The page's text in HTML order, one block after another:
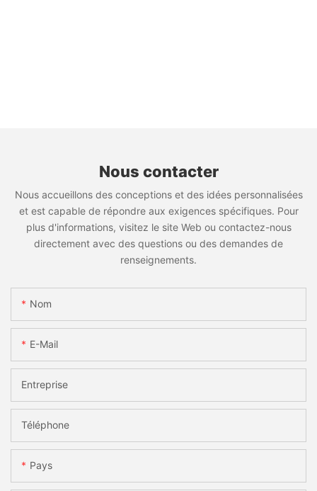
Nous contacter
Nous accueillons des conceptions et des idées personnalisées
et est capable de répondre aux exigences spécifiques. Pour
plus d'informations, visitez le site Web ou contactez-nous
directement avec des questions ou des demandes de
renseignements.
Nom
E-Mail
Entreprise
Téléphone
Pays